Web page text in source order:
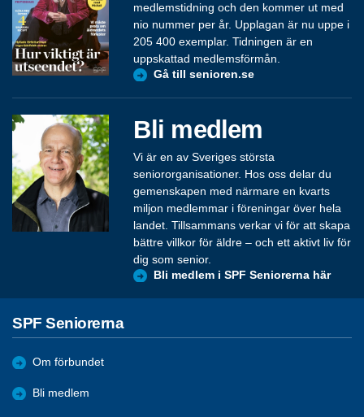
medlemstidning och den kommer ut med
nio nummer per år. Upplagan är nu uppe i
205 400 exemplar. Tidningen är en
uppskattad medlemsförmån.
Gå till senioren.se
Bli medlem
Vi är en av Sveriges största
seniororganisationer. Hos oss delar du
gemenskapen med närmare en kvarts
miljon medlemmar i föreningar över hela
landet. Tillsammans verkar vi för att skapa
bättre villkor för äldre – och ett aktivt liv för
dig som senior.
Bli medlem i SPF Seniorerna här
SPF Seniorerna
Om förbundet
Bli medlem